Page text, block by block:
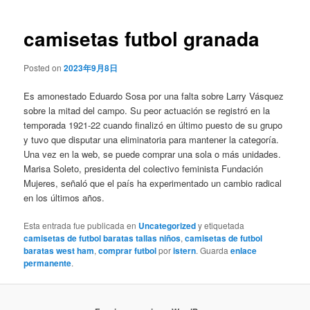
camisetas futbol granada
Posted on2023年9月8日
Es amonestado Eduardo Sosa por una falta sobre Larry Vásquez
sobre la mitad del campo. Su peor actuación se registró en la
temporada 1921-22 cuando finalizó en último puesto de su grupo
y tuvo que disputar una eliminatoria para mantener la categoría.
Una vez en la web, se puede comprar una sola o más unidades.
Marisa Soleto, presidenta del colectivo feminista Fundación
Mujeres, señaló que el país ha experimentado un cambio radical
en los últimos años.
Esta entrada fue publicada en Uncategorizedy etiquetada
camisetas de futbol baratas tallas niños,camisetas de futbol
baratas west ham,comprar futbolporistern. Guardaenlace
permanente.